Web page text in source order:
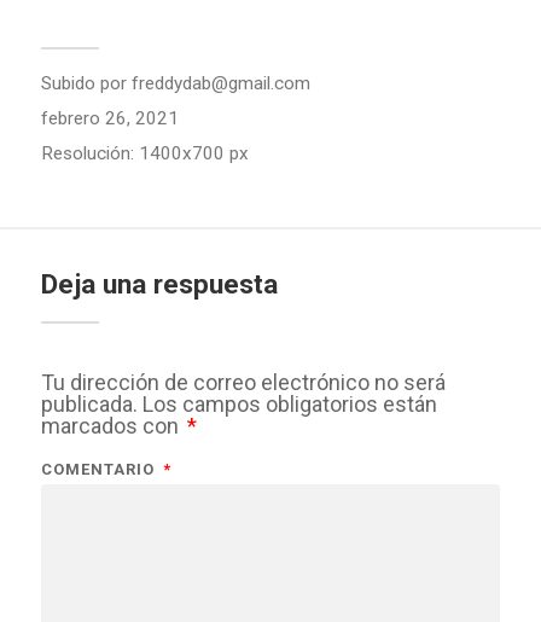
Subido por freddydab@gmail.com
febrero 26, 2021
Resolución: 1400x700 px
Deja una respuesta
Tu dirección de correo electrónico no será
publicada. Los campos obligatorios están
marcados con *
COMENTARIO *